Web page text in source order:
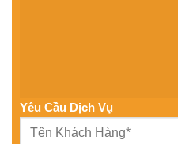
Yêu Cầu Dịch Vụ